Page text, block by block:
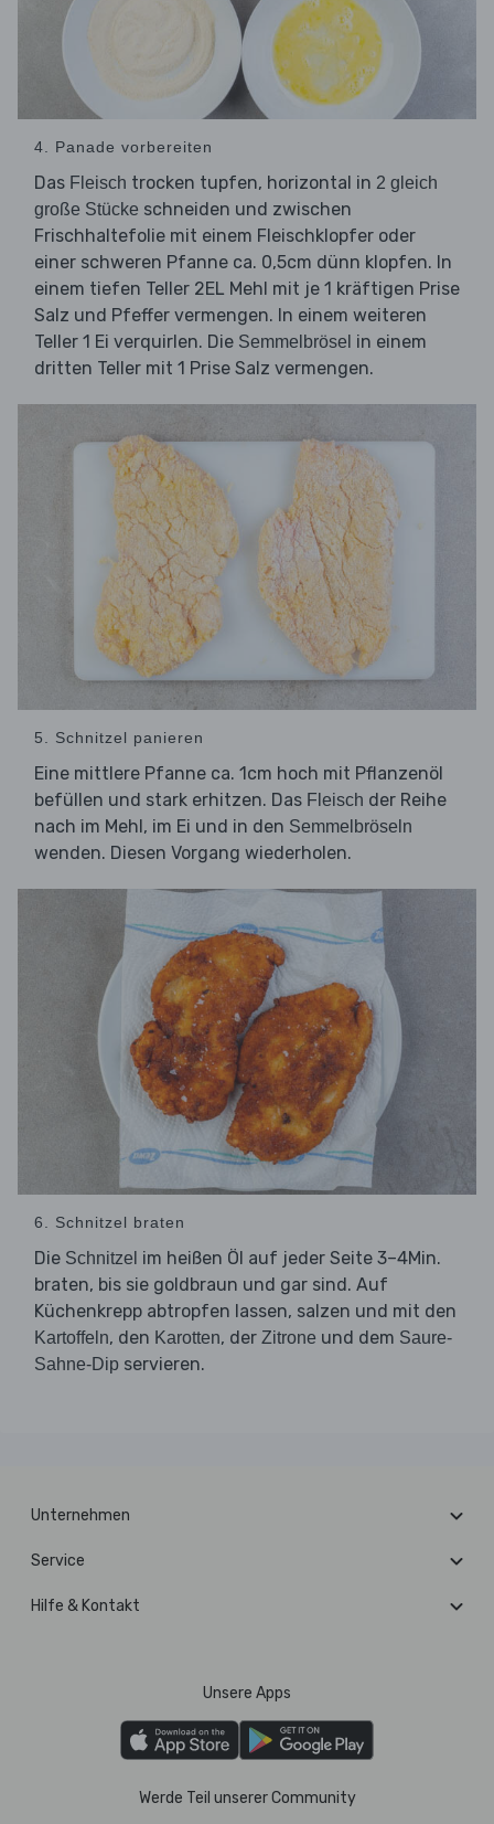
4. Panade vorbereiten
Das Fleisch trocken tupfen, horizontal in 2 gleich
große Stücke schneiden und zwischen
Frischhaltefolie mit einem Fleischklopfer oder
einer schweren Pfanne ca. 0,5cm dünn klopfen. In
einem tiefen Teller 2EL Mehl mit je 1 kräftigen Prise
Salz und Pfeffer vermengen. In einem weiteren
Teller 1 Ei verquirlen. Die Semmelbrösel in einem
dritten Teller mit 1 Prise Salz vermengen.
5. Schnitzel panieren
Eine mittlere Pfanne ca. 1cm hoch mit Pflanzenöl
befüllen und stark erhitzen. Das Fleisch der Reihe
nach im Mehl, im Ei und in den Semmelbröseln
wenden. Diesen Vorgang wiederholen.
6. Schnitzel braten
Die Schnitzel im heißen Öl auf jeder Seite 3–4Min.
braten, bis sie goldbraun und gar sind. Auf
Küchenkrepp abtropfen lassen, salzen und mit den
Kartoffeln, den Karotten, der Zitrone und dem Saure-
Sahne-Dip servieren.
Unternehmen
Service
Hilfe & Kontakt
Unsere Apps
Werde Teil unserer Community